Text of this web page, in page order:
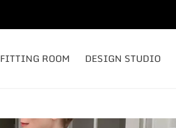
FITTING ROOM DESIGN STUDIO